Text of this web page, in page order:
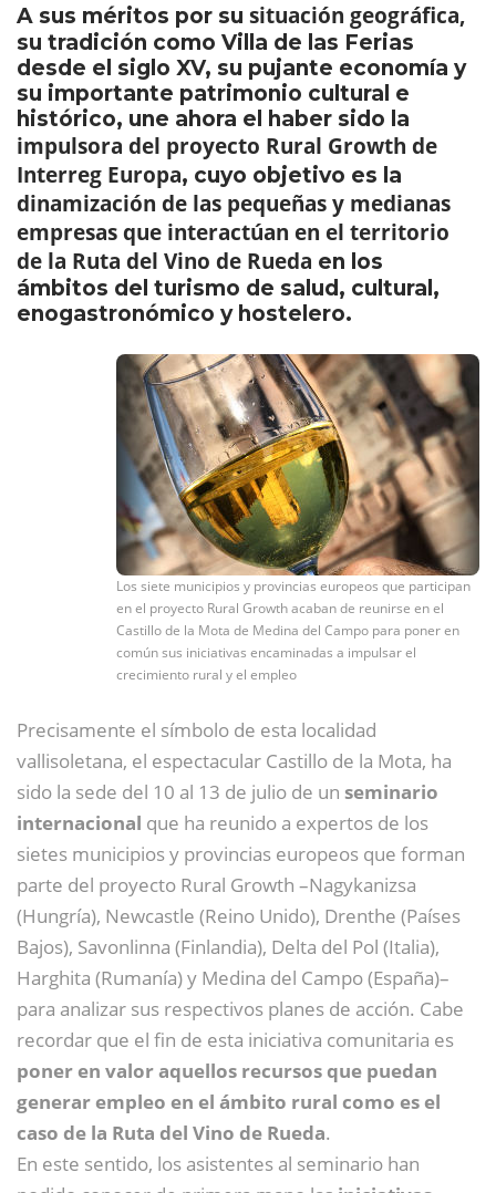
A sus méritos por su situación geográfica,
su tradición como Villa de las Ferias
desde el siglo XV, su pujante economía y
su importante patrimonio cultural e
histórico, une ahora el haber sido la
impulsora del proyecto Rural Growth de
Interreg Europa, cuyo objetivo es la
dinamización de las pequeñas y medianas
empresas que interactúan en el territorio
de la Ruta del Vino de Rueda en los
ámbitos del turismo de salud, cultural,
enogastronómico y hostelero.
Los siete municipios y provincias europeos que participan
en el proyecto Rural Growth acaban de reunirse en el
Castillo de la Mota de Medina del Campo para poner en
común sus iniciativas encaminadas a impulsar el
crecimiento rural y el empleo
Precisamente el símbolo de esta localidad
vallisoletana, el espectacular Castillo de la Mota, ha
sido la sede del 10 al 13 de julio de un seminario
internacional que ha reunido a expertos de los
sietes municipios y provincias europeos que forman
parte del proyecto Rural Growth –Nagykanizsa
(Hungría), Newcastle (Reino Unido), Drenthe (Países
Bajos), Savonlinna (Finlandia), Delta del Pol (Italia),
Harghita (Rumanía) y Medina del Campo (España)–
para analizar sus respectivos planes de acción. Cabe
recordar que el fin de esta iniciativa comunitaria es
poner en valor aquellos recursos que puedan
generar empleo en el ámbito rural como es el
caso de la Ruta del Vino de Rueda.
En este sentido, los asistentes al seminario han